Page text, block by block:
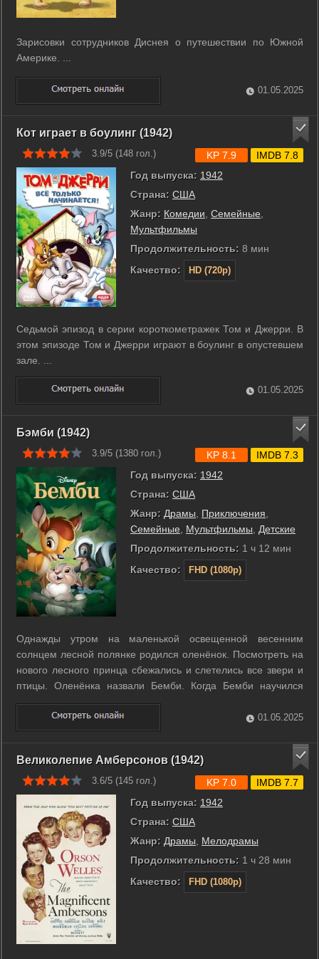
Зарисовки сотрудников Диснея о путешествии по Южной
Америке. ...
01.05.2025
Кот играет в боулинг (1942)
3.9/5 (148 гол.)
Год выпуска: 1942
Страна: США
Жанр: Комедии, Семейные,
Мультфильмы
Продолжительность: 8 мин
Качество:
HD (720p)
KP 7.9 IMDB 7.8
Седьмой эпизод в серии короткометражек Том и Джерри. В
этом эпизоде Том и Джерри играют в боулинг в опустевшем
зале. ...
01.05.2025
Бэмби (1942)
3.9/5 (1380 гол.)
Год выпуска: 1942
Страна: США
Жанр: Драмы Приключения
Семейные
Мультфильмы
Детские
Продолжительность: 1 ч 12 мин
Качество:
FHD (1080p)
KP 8.1 IMDB 7.3
Однажды утром на маленькой освещенной весенним
солнцем лесной полянке родился оленёнок. Посмотреть на
нового лесного принца сбежались и слетелись все звери и
птицы. Оленёнка назвали Бемби. Когда Бемби научился
ходить и разговаривать он обзавелся друзьями - зайчонком
Топотуном и скунсом Цветочком. А однажды на лугу, куда
привела его мама, Бемби ...
01.05.2025
Великолепие Амберсонов (1942)
3.6/5 (145 гол.)
Год выпуска: 1942
Страна: США
Жанр: Драмы
Мелодрамы
Продолжительность: 1 ч 28 мин
Качество:
FHD (1080p)
KP 7.0 IMDB 7.7